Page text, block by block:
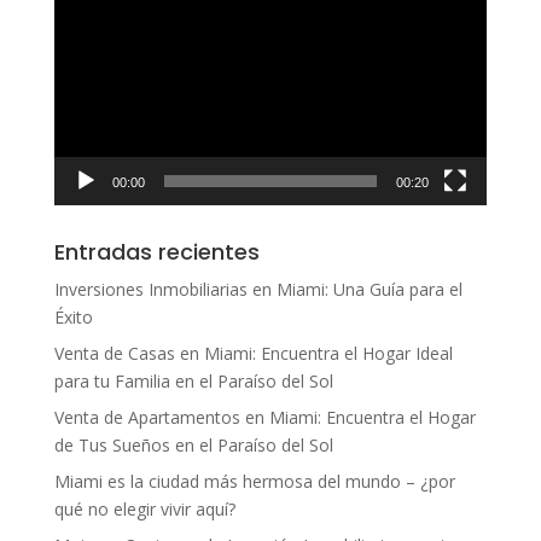
00:00 00:20
Entradas recientes
Inversiones Inmobiliarias en Miami: Una Guía para el
Éxito
Venta de Casas en Miami: Encuentra el Hogar Ideal
para tu Familia en el Paraíso del Sol
Venta de Apartamentos en Miami: Encuentra el Hogar
de Tus Sueños en el Paraíso del Sol
Miami es la ciudad más hermosa del mundo – ¿por
qué no elegir vivir aquí?